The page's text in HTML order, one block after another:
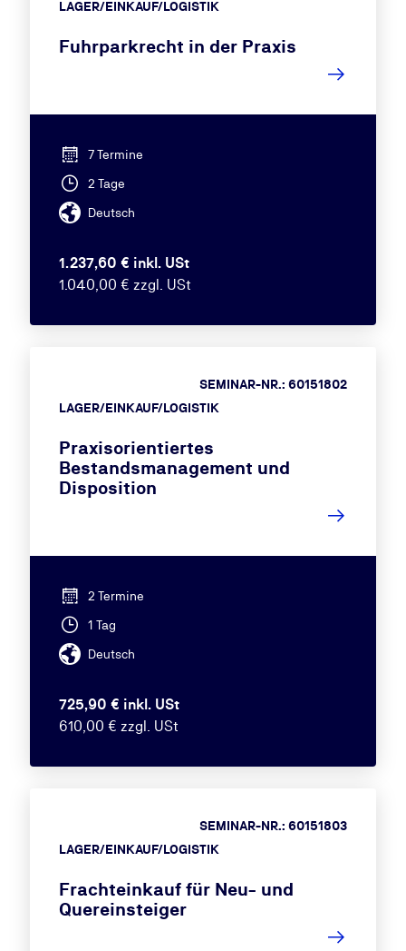
LAGER/EINKAUF/LOGISTIK
Fuhrparkrecht in der Praxis
7 Termine
2 Tage
Deutsch
1.237,60 € inkl. USt
1.040,00 € zzgl. USt
LAGER/EINKAUF/LOGISTIK
SEMINAR-NR.: 60151802
Praxisorientiertes
Bestandsmanagement und
Disposition
2 Termine
1 Tag
Deutsch
725,90 € inkl. USt
610,00 € zzgl. USt
LAGER/EINKAUF/LOGISTIK
SEMINAR-NR.: 60151803
Frachteinkauf für Neu- und
Quereinsteiger